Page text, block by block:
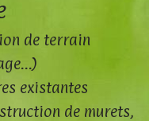
de terrain
existantes
de murets,